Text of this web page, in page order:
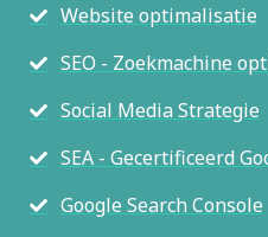
Website optimalisatie
SEO - Zoekmachine
Social Media Strategie
SEA - Gecertificeerd
Google Search Console